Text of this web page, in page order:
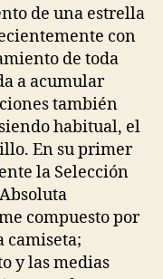
de una estrella
con
de toda
a acumular
también
habitual, el
En su primer
la Selección
compuesto por
camiseta;
y las medias